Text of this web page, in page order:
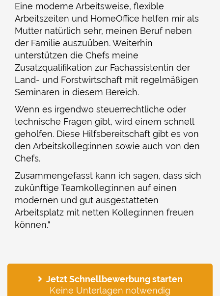
Eine moderne Arbeitsweise, flexible
Arbeitszeiten und HomeOffice helfen mir als
Mutter natürlich sehr, meinen Beruf neben
der Familie auszuüben. Weiterhin
unterstützen die Chefs meine
Zusatzqualifikation zur Fachassistentin der
Land- und Forstwirtschaft mit regelmäßigen
Seminaren in diesem Bereich.
Wenn es irgendwo steuerrechtliche oder
technische Fragen gibt, wird einem schnell
geholfen. Diese Hilfsbereitschaft gibt es von
den Arbeitskolleg:innen sowie auch von den
Chefs.
Zusammengefasst kann ich sagen, dass sich
zukünftige Teamkolleg:innen auf einen
modernen und gut ausgestatteten
Arbeitsplatz mit netten Kolleg:innen freuen
können."
Jetzt Schnellbewerbung starten
Keine Unterlagen notwendig